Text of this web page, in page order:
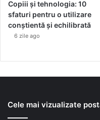
Copiii și tehnologia: 10
sfaturi pentru o utilizare
conștientă și echilibrată
6 zile ago
Cele mai vizualizate